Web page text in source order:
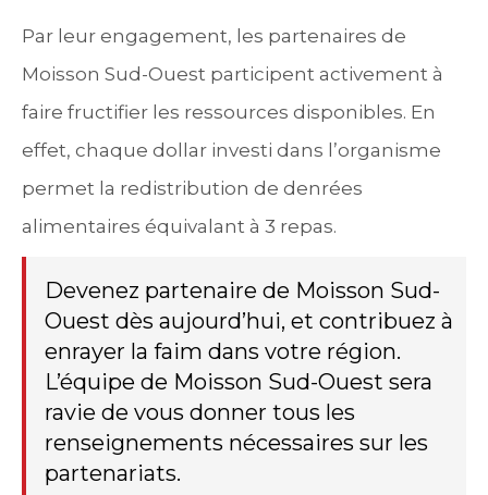
Par leur engagement, les partenaires de
Moisson Sud-Ouest participent activement à
faire fructifier les ressources disponibles. En
effet, chaque dollar investi dans l’organisme
permet la redistribution de denrées
alimentaires équivalant à 3 repas.
Devenez partenaire de Moisson Sud-
Ouest dès aujourd’hui, et contribuez à
enrayer la faim dans votre région.
L’équipe de Moisson Sud-Ouest sera
ravie de vous donner tous les
renseignements nécessaires sur les
partenariats.